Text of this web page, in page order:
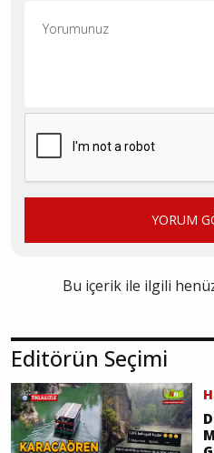
YORUM
Bu içerik ile ilgili
Editörün Seçimi